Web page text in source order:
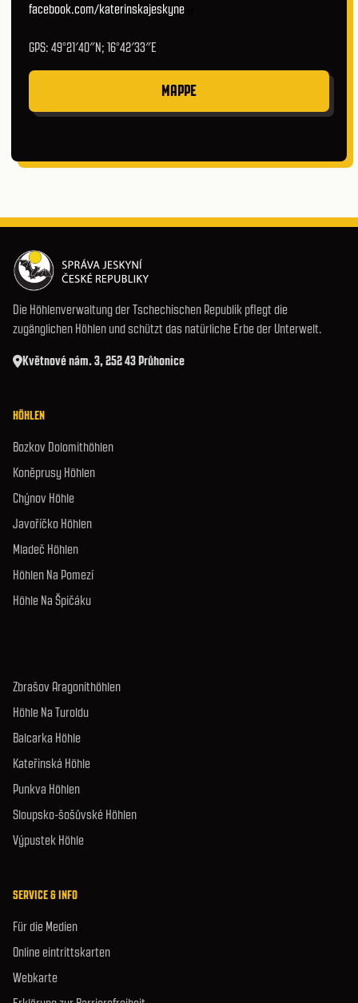
facebook.com/katerinskajeskyne
GPS: 49°21′40″N; 16°42′33″E
MAPPE
Die Höhlenverwaltung der Tschechischen Republik pflegt die
zugänglichen Höhlen und schützt das natürliche Erbe der Unterwelt.
Květnové nám. 3, 252 43 Průhonice
HÖHLEN
Bozkov Dolomithöhlen
Koněprusy Höhlen
Chýnov Höhle
Javoříčko Höhlen
Mladeč Höhlen
Höhlen Na Pomezí
Höhle Na Špičáku
Zbrašov Aragonithöhlen
Höhle Na Turoldu
Balcarka Höhle
Kateřinská Höhle
Punkva Höhlen
Sloupsko-šošůvské Höhlen
Výpustek Höhle
SERVICE & INFO
Für die Medien
Online eintrittskarten
Webkarte